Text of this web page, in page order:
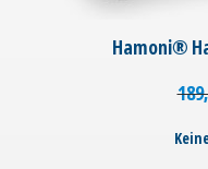
Hamoni®